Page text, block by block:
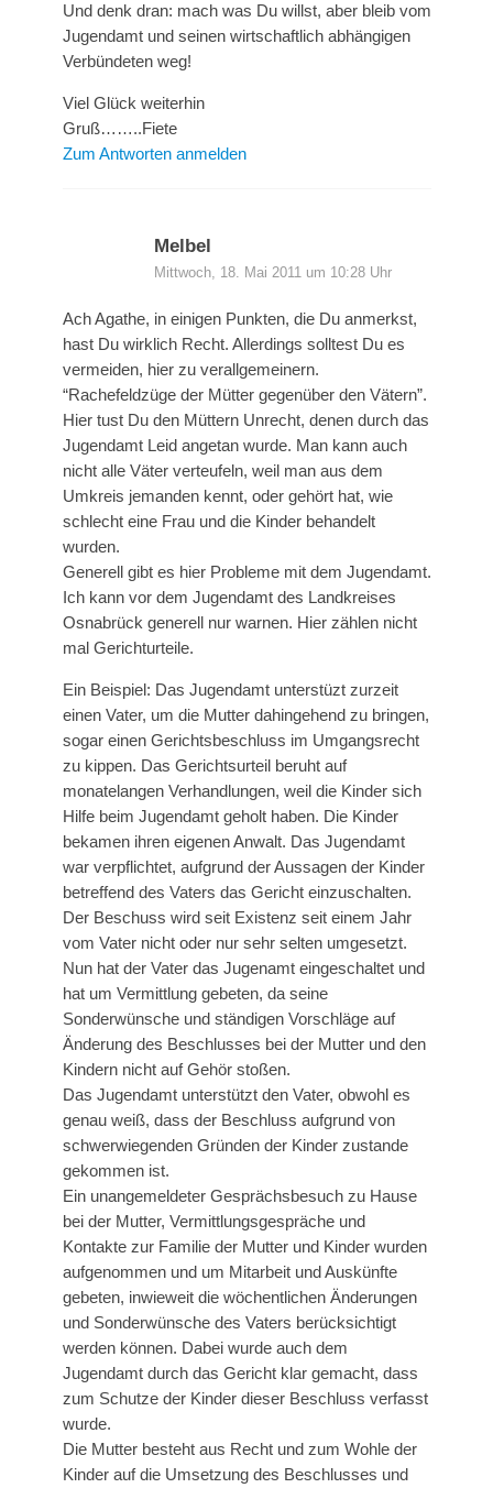
Und denk dran: mach was Du willst, aber bleib vom
Jugendamt und seinen wirtschaftlich abhängigen
Verbündeten weg!
Viel Glück weiterhin
Gruß……..Fiete
Zum Antworten anmelden
Melbel
Mittwoch, 18. Mai 2011 um 10:28 Uhr
Ach Agathe, in einigen Punkten, die Du anmerkst,
hast Du wirklich Recht. Allerdings solltest Du es
vermeiden, hier zu verallgemeinern.
“Rachefeldzüge der Mütter gegenüber den Vätern”.
Hier tust Du den Müttern Unrecht, denen durch das
Jugendamt Leid angetan wurde. Man kann auch
nicht alle Väter verteufeln, weil man aus dem
Umkreis jemanden kennt, oder gehört hat, wie
schlecht eine Frau und die Kinder behandelt
wurden.
Generell gibt es hier Probleme mit dem Jugendamt.
Ich kann vor dem Jugendamt des Landkreises
Osnabrück generell nur warnen. Hier zählen nicht
mal Gerichturteile.
Ein Beispiel: Das Jugendamt unterstüzt zurzeit
einen Vater, um die Mutter dahingehend zu bringen,
sogar einen Gerichtsbeschluss im Umgangsrecht
zu kippen. Das Gerichtsurteil beruht auf
monatelangen Verhandlungen, weil die Kinder sich
Hilfe beim Jugendamt geholt haben. Die Kinder
bekamen ihren eigenen Anwalt. Das Jugendamt
war verpflichtet, aufgrund der Aussagen der Kinder
betreffend des Vaters das Gericht einzuschalten.
Der Beschuss wird seit Existenz seit einem Jahr
vom Vater nicht oder nur sehr selten umgesetzt.
Nun hat der Vater das Jugenamt eingeschaltet und
hat um Vermittlung gebeten, da seine
Sonderwünsche und ständigen Vorschläge auf
Änderung des Beschlusses bei der Mutter und den
Kindern nicht auf Gehör stoßen.
Das Jugendamt unterstützt den Vater, obwohl es
genau weiß, dass der Beschluss aufgrund von
schwerwiegenden Gründen der Kinder zustande
gekommen ist.
Ein unangemeldeter Gesprächsbesuch zu Hause
bei der Mutter, Vermittlungsgespräche und
Kontakte zur Familie der Mutter und Kinder wurden
aufgenommen und um Mitarbeit und Auskünfte
gebeten, inwieweit die wöchentlichen Änderungen
und Sonderwünsche des Vaters berücksichtigt
werden können. Dabei wurde auch dem
Jugendamt durch das Gericht klar gemacht, dass
zum Schutze der Kinder dieser Beschluss verfasst
wurde.
Die Mutter besteht aus Recht und zum Wohle der
Kinder auf die Umsetzung des Beschlusses und